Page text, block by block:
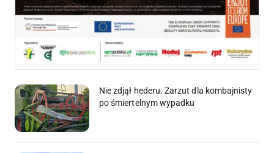
Nie zdjął hederu. Zarzut dla kombajnisty
po śmiertelnym wypadku